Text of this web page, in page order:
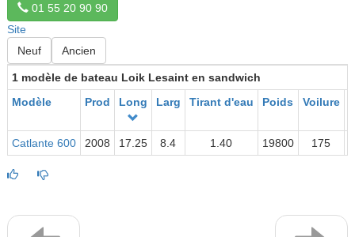
01 55 20 90 90
Site
Neuf
Ancien
1 modèle de bateau Loik Lesaint en sandwich
Modèle
Prod Long Larg Tirant d'eau Poids Voilure
Catlante 600 2008 17.25 8.4 1.40 19800 175